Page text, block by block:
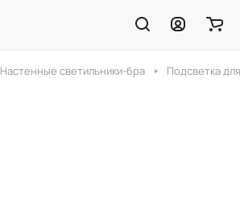
Настенные светильники-бра Подсветка